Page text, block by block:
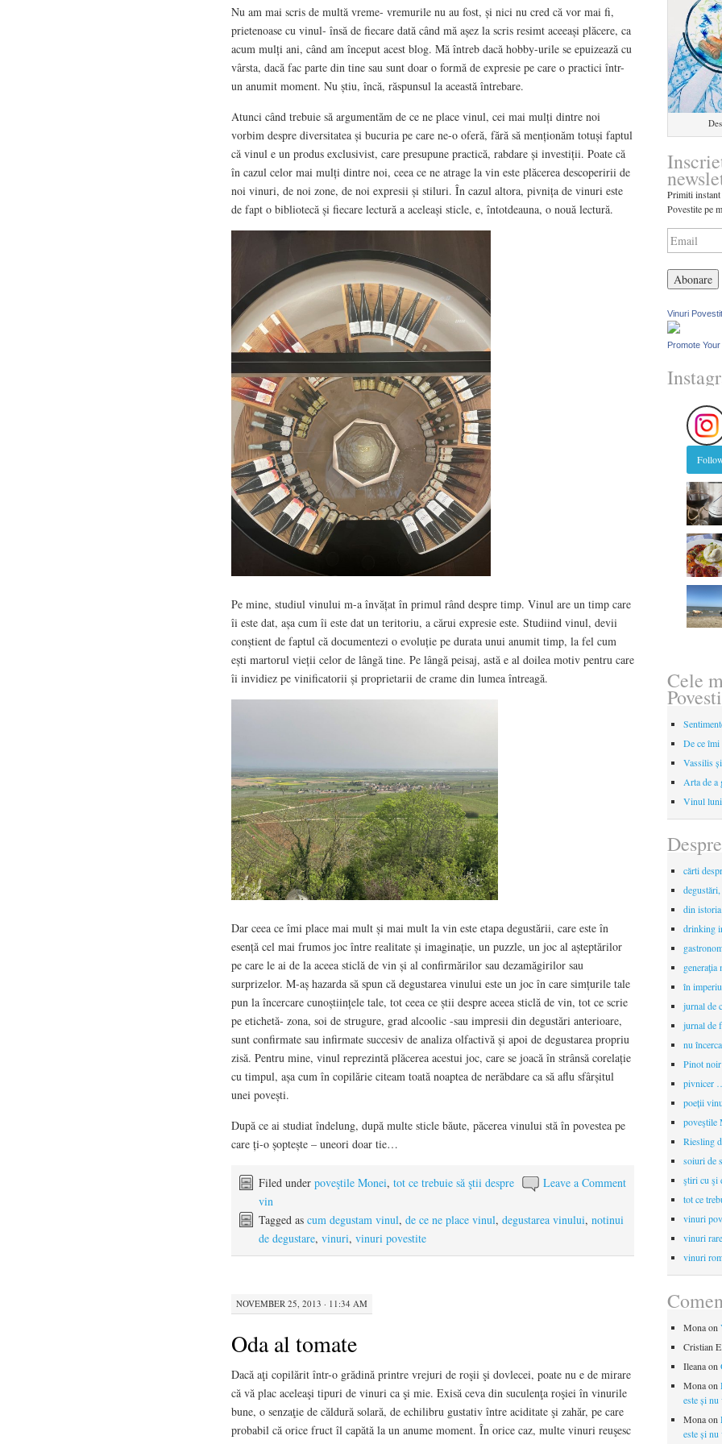
Nu am mai scris de multă vreme- vremurile nu au fost, și nici nu cred că vor mai fi,
prietenoase cu vinul- însă de fiecare dată când mă așez la scris resimt aceeași plăcere, ca
acum mulți ani, când am început acest blog. Mă întreb dacă hobby-urile se epuizează cu
vârsta, dacă fac parte din tine sau sunt doar o formă de expresie pe care o practici într-
un anumit moment. Nu știu, încă, răspunsul la această întrebare.
Atunci când trebuie să argumentăm de ce ne place vinul, cei mai mulți dintre noi
vorbim despre diversitatea și bucuria pe care ne-o oferă, fără să menționăm totuși faptul
că vinul e un produs exclusivist, care presupune practică, rabdare și investiții. Poate că
în cazul celor mai mulți dintre noi, ceea ce ne atrage la vin este plăcerea descoperirii de
noi vinuri, de noi zone, de noi expresii și stiluri. În cazul altora, pivnița de vinuri este
de fapt o bibliotecă și fiecare lectură a aceleași sticle, e, întotdeauna, o nouă lectură.
Pe mine, studiul vinului m-a învățat în primul rând despre timp. Vinul are un timp care
îi este dat, așa cum îi este dat un teritoriu, a cărui expresie este. Studiind vinul, devii
conștient de faptul că documentezi o evoluție pe durata unui anumit timp, la fel cum
ești martorul vieții celor de lângă tine. Pe lângă peisaj, astă e al doilea motiv pentru care
îi invidiez pe vinificatorii și proprietarii de crame din lumea întreagă.
Dar ceea ce îmi place mai mult și mai mult la vin este etapa degustării, care este în
esență cel mai frumos joc între realitate și imaginație, un puzzle, un joc al așteptărilor
pe care le ai de la aceea sticlă de vin și al confirmărilor sau dezamăgirilor sau
surprizelor. M-aș hazarda să spun că degustarea vinului este un joc în care simțurile tale
pun la încercare cunoștiințele tale, tot ceea ce știi despre aceea sticlă de vin, tot ce scrie
pe etichetă- zona, soi de strugure, grad alcoolic -sau impresii din degustări anterioare,
sunt confirmate sau infirmate succesiv de analiza olfactivă și apoi de degustarea propriu
zisă. Pentru mine, vinul reprezintă plăcerea acestui joc, care se joacă în strânsă corelație
cu timpul, așa cum în copilărie citeam toată noaptea de nerăbdare ca să aflu sfârșitul
unei povești.
După ce ai studiat îndelung, după multe sticle băute, păcerea vinului stă în povestea pe
care ți-o șoptește – uneori doar tie…
Leave a Comment
Filed under poveştile Monei, tot ce trebuie să ştii despre
vin
Tagged as cum degustam vinul, de ce ne place vinul, degustarea vinului, notinui
de degustare, vinuri, vinuri povestite
NOVEMBER 25, 2013 · 11:34 AM
Oda al tomate
Dacă aţi copilărit într-o grădină printre vrejuri de roşii şi dovlecei, poate nu e de mirare
că vă plac aceleaşi tipuri de vinuri ca şi mie. Exisă ceva din suculenţa roşiei în vinurile
bune, o senzaţie de căldură solară, de echilibru gustativ între aciditate şi zahăr, pe care
probabil că orice fruct îl capătă la un anume moment. În orice caz, multe vinuri reuşesc
Primiti
Povestite pe
Vinuri
Promote
Cele
De ce
Vassilis
Arta de a
Vinul
cărti
din
drinking
în
jurnal de
jurnal de
nu
Pinot
pivnicer
poeții
poveştile
Riesling
soiuri de
ştiri cu şi
tot ce
vinuri
vinuri rare
vinuri
Monaon
Cristian
Ileanaon
Monaon
este și
Monaon
este și